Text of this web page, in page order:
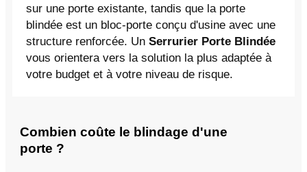
sur une porte existante, tandis que la porte
blindée est un bloc-porte conçu d'usine avec une
structure renforcée. Un Serrurier Porte Blindée
vous orientera vers la solution la plus adaptée à
votre budget et à votre niveau de risque.
Combien coûte le blindage d'une
porte ?